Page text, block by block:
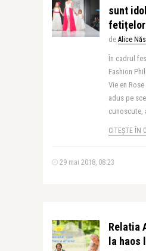
sunt
de Alice
În cadrul
Fashion
Vie en
adus pe
cunoscute,
CITEȘTE ÎN
29 mai 2018, 08:23
Relatia
la haos